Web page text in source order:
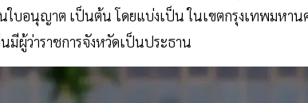
บอนุญาต เป็นต้น โดยแบ่งเป็น ในเขตกรุงเทพมหาน
มีผู้ว่าราชการจังหวัดเป็นประธาน